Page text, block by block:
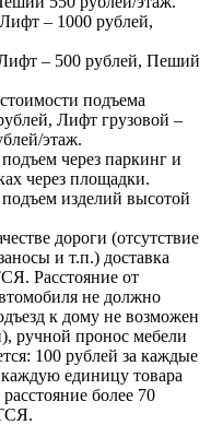
– 1000 рублей,
– 500 рублей, Пеший
подъема
Лифт грузовой –
этаж.
через паркинг и
через площадки.
изделий высотой
дороги (отсутствие
и т.п.) доставка
Расстояние от
не должно
к дому не возможен
ручной пронос мебели
100 рублей за каждые
единицу товара
более 70